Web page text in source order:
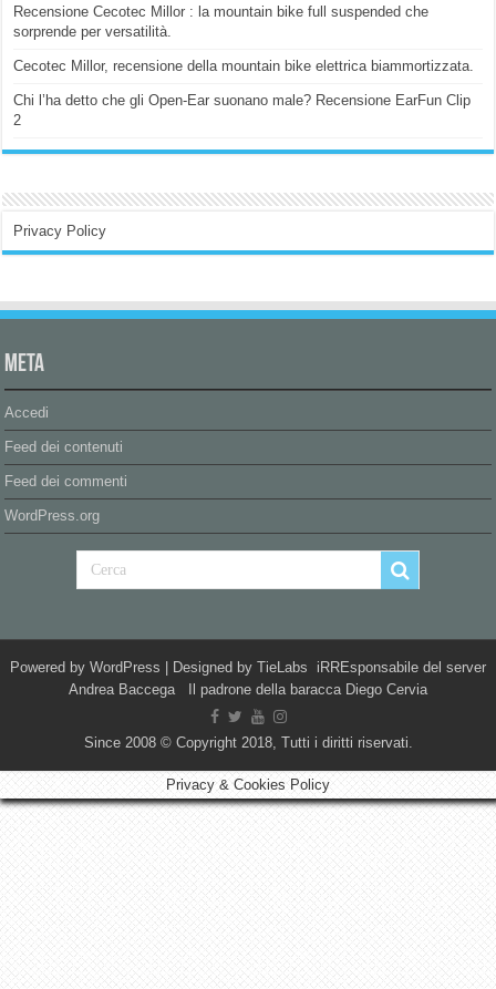
Recensione Cecotec Millor : la mountain bike full suspended che
sorprende per versatilità.
Cecotec Millor, recensione della mountain bike elettrica biammortizzata.
Chi l’ha detto che gli Open-Ear suonano male? Recensione EarFun Clip
2
Privacy Policy
Meta
Accedi
Feed dei contenuti
Feed dei commenti
WordPress.org
Powered by WordPress | Designed by TieLabs iRREsponsabile del server
Andrea Baccega Il padrone della baracca Diego Cervia
Since 2008 © Copyright 2018, Tutti i diritti riservati.
Privacy & Cookies Policy